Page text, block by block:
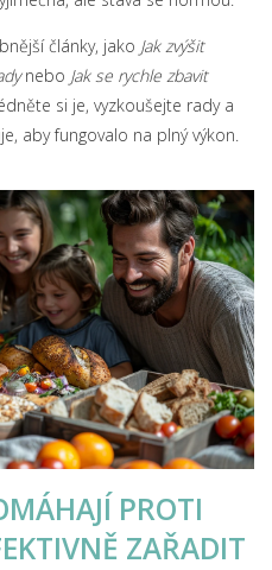
články, jako Jak zvýšit
nebo Jak se rychle zbavit
si je, vyzkoušejte rady a
aby fungovalo na plný výkon.
PROTI
ZAŘADIT